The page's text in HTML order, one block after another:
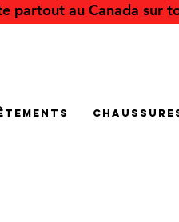
partout au Canada sur